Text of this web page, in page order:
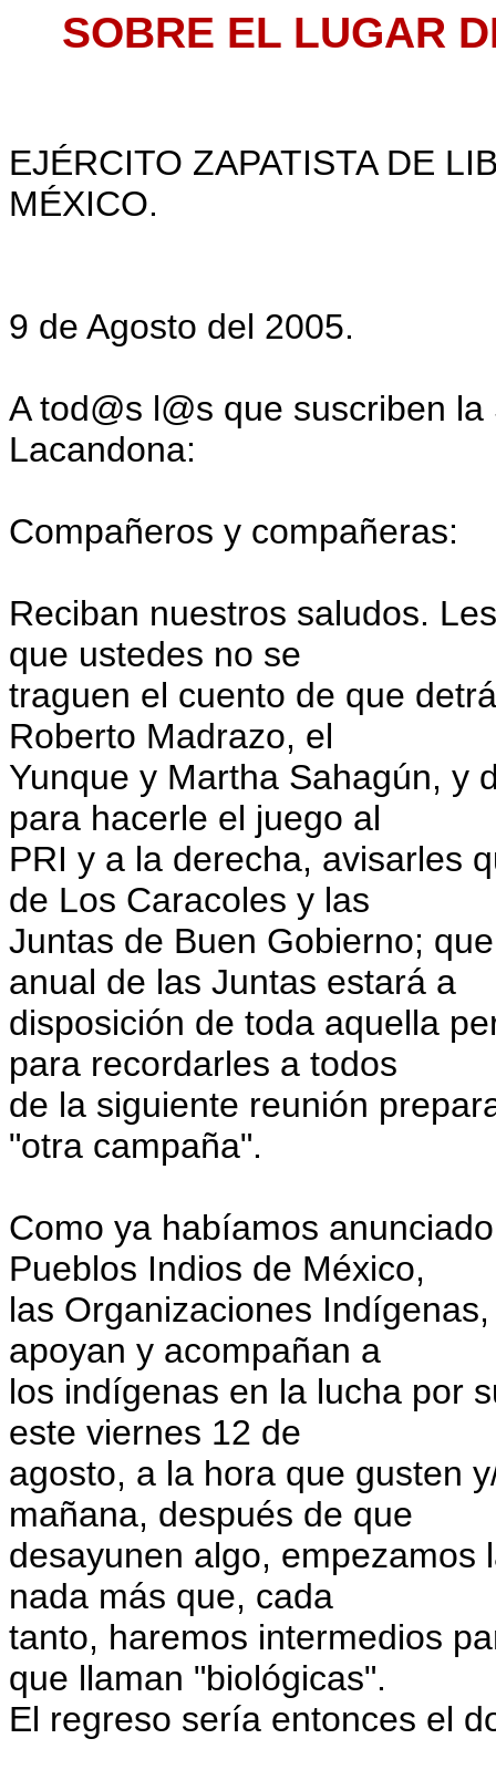
SOBRE EL LUGAR
EJÉRCITO ZAPATISTA DE
MÉXICO.
9 de Agosto del 2005.
A tod@s l@s que suscriben
Lacandona:
Compañeros y compañeras:
Reciban nuestros saludos.
que ustedes no se
traguen el cuento de que
Roberto Madrazo, el
Yunque y Martha Sahagún, y
para hacerle el juego al
PRI y a la derecha, avisarles
de Los Caracoles y las
Juntas de Buen Gobierno;
anual de las Juntas estará a
disposición de toda aquella
para recordarles a todos
de la siguiente reunión
"otra campaña".
Como ya habíamos
Pueblos Indios de México,
las Organizaciones
apoyan y acompañan a
los indígenas en la lucha por
este viernes 12 de
agosto, a la hora que gusten
mañana, después de que
desayunen algo,
nada más que, cada
tanto, haremos intermedios
que llaman "biológicas".
El regreso sería entonces el